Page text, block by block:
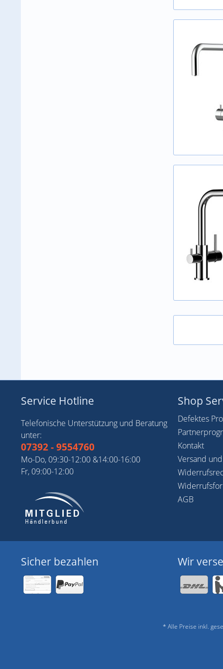
Service Hotline
Telefonische Unterstützung und Beratung
unter:
07392 - 9554760
Mo-Do, 09:30-12:00 &14:00-16:00
Fr, 09:00-12:00
Shop
Defektes
Kontakt
Versand
AGB
Sicher bezahlen Wir
* Alle Preise inkl.